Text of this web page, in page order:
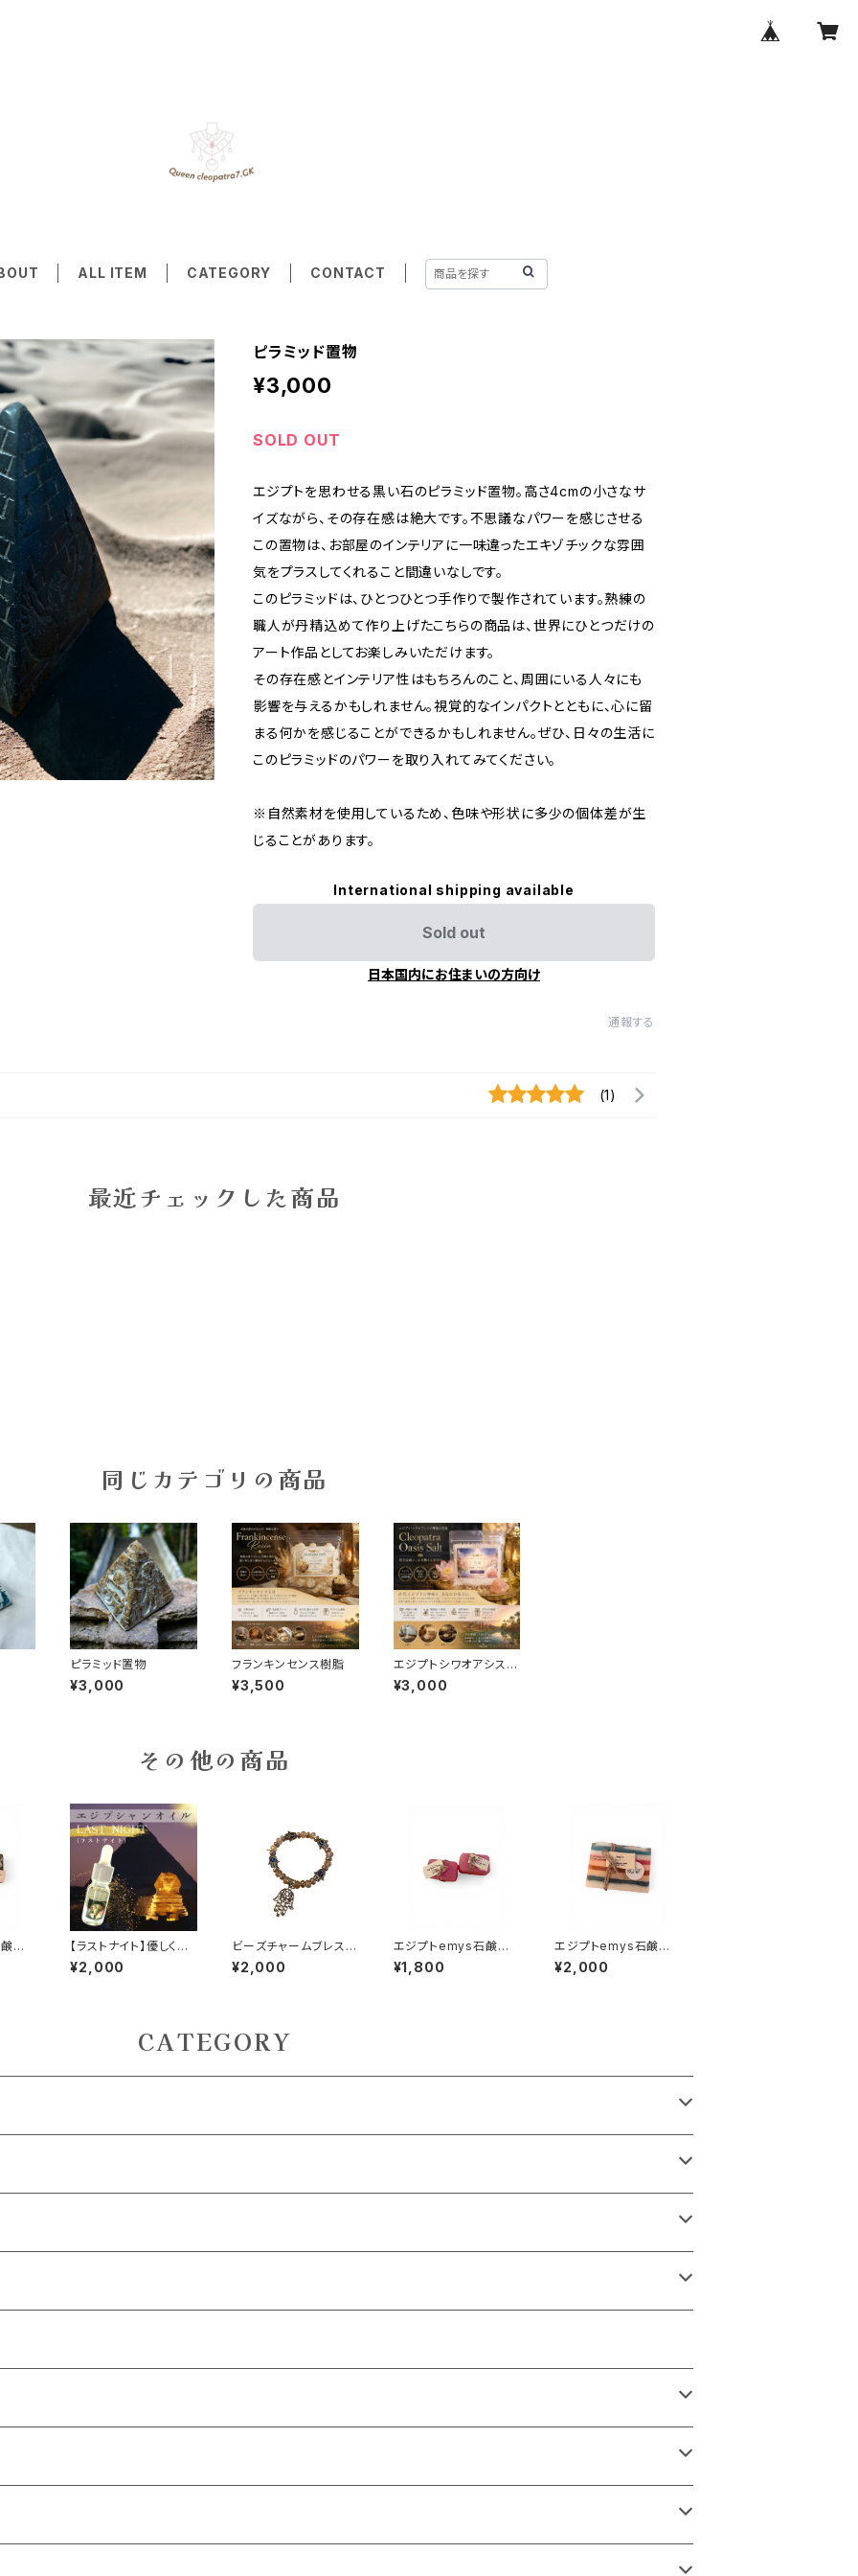
ALL ITEM CATEGORY CONTACT
ピラミッド置物
¥3,000
SOLD OUT
エジプトを思わせる黒い石のピラミッド置物。高さ4cmの小さなサ
イズながら、その存在感は絶大です。不思議なパワーを感じさせる
この置物は、お部屋のインテリアに一味違ったエキゾチックな雰囲
気をプラスしてくれること間違いなしです。
このピラミッドは、ひとつひとつ手作りで製作されています。熟練の
職人が丹精込めて作り上げたこちらの商品は、世界にひとつだけの
アート作品としてお楽しみいただけます。
その存在感とインテリア性はもちろんのこと、周囲にいる人々にも
影響を与えるかもしれません。視覚的なインパクトとともに、心に留
まる何かを感じることができるかもしれません。ぜひ、日々の生活に
このピラミッドのパワーを取り入れてみてください。
※自然素材を使用しているため、色味や形状に多少の個体差が生
じることがあります。
International shipping available
Sold out
日本国内にお住まいの方向け
通報する
(1)
最近チェックした商品
同じカテゴリの商品
ピラミッド置物
¥3,000
フランキンセンス樹脂
¥3,500
エジプトシワオアシス岩
塩
¥3,000
その他の商品
ミ
【ラストナイト】優しく心
穏やかになる香り
¥2,000
ビーズチャームブレスレ
ット邪眼、ハムサの手
¥2,000
エジプトemys石鹸
ボディスクラブバー
¥1,800
エジプトemys石鹸
デンテラ
¥2,000
CATEGORY